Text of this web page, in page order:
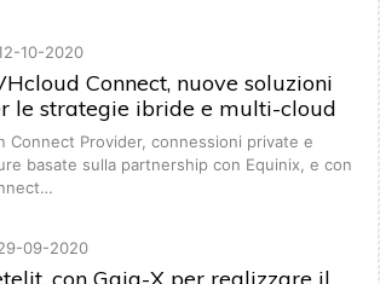
10-2020
Connect, nuove soluzioni
le strategie ibride e multi-cloud
Connect Provider, connessioni private e
basate sulla partnership con Equinix, e con
09-2020